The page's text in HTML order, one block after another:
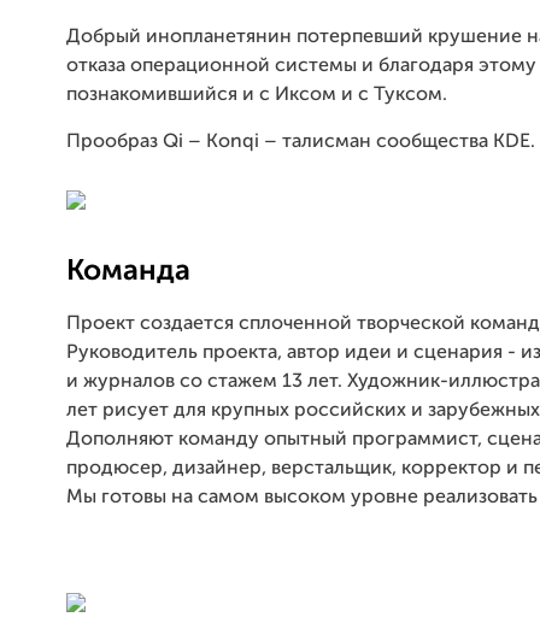
Добрый инопланетянин потерпевший крушение
отказа операционной системы и благодаря этому
познакомившийся и с Иксом и с Туксом.
Прообраз Qi – Konqi – талисман сообщества KDE.
Команда
Проект создается сплоченной творческой
Руководитель проекта, автор идеи и сценария -
и журналов со стажем 13 лет. Художник-
лет рисует для крупных российских и зарубежных
Дополняют команду опытный программист,
продюсер, дизайнер, верстальщик, корректор и
Мы готовы на самом высоком уровне реализовать